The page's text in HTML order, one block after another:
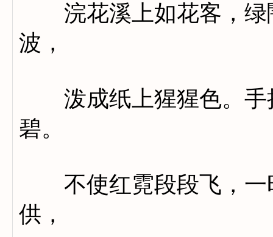
浣花溪上如花客，绿
波，
泼成纸上猩猩色。手
碧。
不使红霓段段飞，一
供，